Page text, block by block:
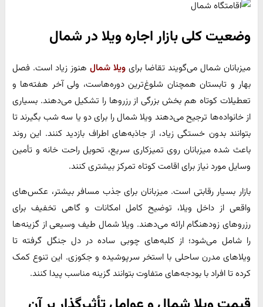
وضعیت کلی بازار اجاره ویلا در شمال
میزبانان شمال می‌گویند تقاضا برای ویلا شمال هنوز زیاد است. فصل
بهار و تابستان همچنان شلوغ‌ترین دوره‌هاست، ولی آخر هفته‌ها و
تعطیلات کوتاه هم بخش بزرگی از رزروها را تشکیل می‌دهند. بسیاری
از خانواده‌ها ترجیح می‌دهند ویلا شمال را برای دو یا سه شب بگیرند تا
بتوانند بدون خستگی زیاد، از جاذبه‌های اطراف بازدید کنند. این روند
باعث شده میزبانان روی تمیزکاری سریع، تحویل راحت خانه و تأمین
وسایل مورد نیاز برای اقامت کوتاه تمرکز بیشتری کنند.
بازار بسیار رقابتی است. میزبانان برای جذب مسافر بیشتر، عکس‌های
واقعی از داخل ویلا، توضیح کامل امکانات و گاهی تخفیف برای
رزروهای زودهنگام ارائه می‌دهند. ویلا شمال طیف وسیعی از گزینه‌ها
را شامل می‌شود؛ از کلبه‌های چوبی ساده در دل جنگل گرفته تا
ویلاهای مدرن ساحلی با استخر سرپوشیده و جکوزی. این تنوع کمک
کرده تا افراد با بودجه‌های متفاوت بتوانند گزینه مناسب پیدا کنند.